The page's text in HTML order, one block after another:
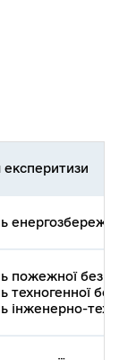
пожежної
техногенної
інженерно-